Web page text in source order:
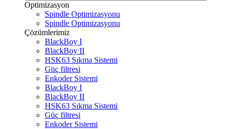
Optimizasyon
Spindle Optimizasyonu
Spindle Optimizasyonu
Çözümlerimiz
BlackBoy I
BlackBoy II
HSK63 Sıkma Sistemi
Güç filtresi
Enkoder Sistemi
BlackBoy I
BlackBoy II
HSK63 Sıkma Sistemi
Güç filtresi
Enkoder Sistemi